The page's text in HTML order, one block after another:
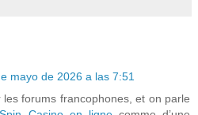
mayo de 2026 a las 7:51
forums francophones, et on parle